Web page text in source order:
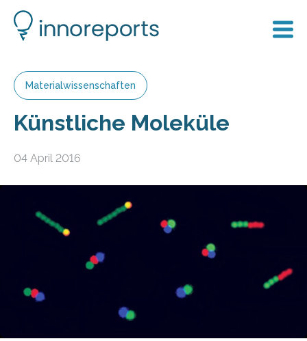
Materialwissenschaften
Künstliche Moleküle
04 April 2016